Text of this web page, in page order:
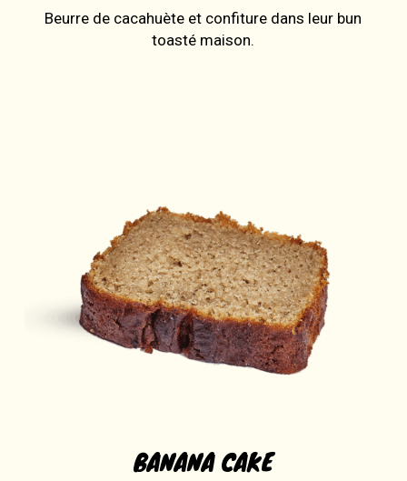
Beurre de cacahuète et confiture dans leur bun
toasté maison.
BANANA CAKE